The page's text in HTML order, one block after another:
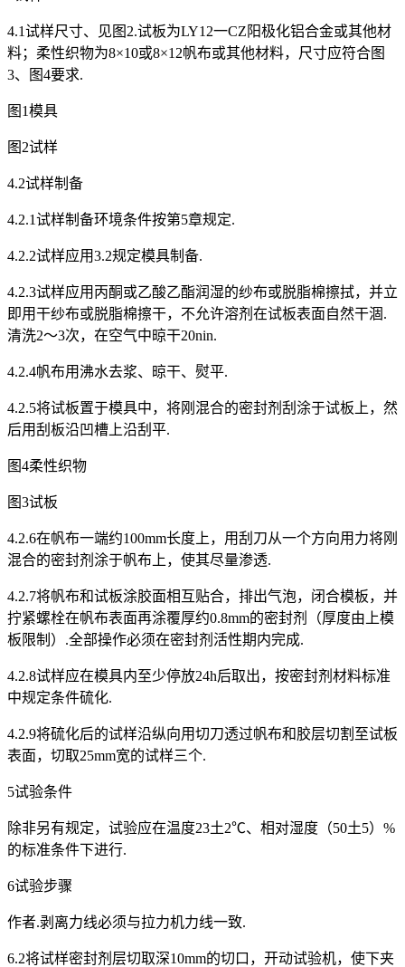
4.1试样尺寸、见图2.试板为LY12一CZ阳极化铝合金或其他材
料；柔性织物为8×10或8×12帆布或其他材料，尺寸应符合图
3、图4要求.
图1模具
图2试样
4.2试样制备
4.2.1试样制备环境条件按第5章规定.
4.2.2试样应用3.2规定模具制备.
4.2.3试样应用丙酮或乙酸乙酯润湿的纱布或脱脂棉擦拭，并立
即用干纱布或脱脂棉擦干，不允许溶剂在试板表面自然干涸.
清洗2～3次，在空气中晾干20nin.
4.2.4帆布用沸水去浆、晾干、熨平.
4.2.5将试板置于模具中，将刚混合的密封剂刮涂于试板上，然
后用刮板沿凹槽上沿刮平.
图4柔性织物
图3试板
4.2.6在帆布一端约100mm长度上，用刮刀从一个方向用力将刚
混合的密封剂涂于帆布上，使其尽量渗透.
4.2.7将帆布和试板涂胶面相互贴合，排出气泡，闭合模板，并
拧紧螺栓在帆布表面再涂覆厚约0.8mm的密封剂（厚度由上模
板限制）.全部操作必须在密封剂活性期内完成.
4.2.8试样应在模具内至少停放24h后取出，按密封剂材料标准
中规定条件硫化.
4.2.9将硫化后的试样沿纵向用切刀透过帆布和胶层切割至试板
表面，切取25mm宽的试样三个.
5试验条件
除非另有规定，试验应在温度23土2℃、相对湿度（50土5）%
的标准条件下进行.
6试验步骤
作者.剥离力线必须与拉力机力线一致.
6.2将试样密封剂层切取深10mm的切口，开动试验机，使下夹